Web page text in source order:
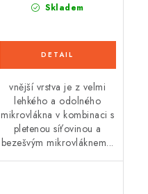
Skladem
vnější vrstva je z velmi
lehkého a odolného
mikrovlákna v kombinaci s
pletenou síťovinou a
bezešvým mikrovláknem...